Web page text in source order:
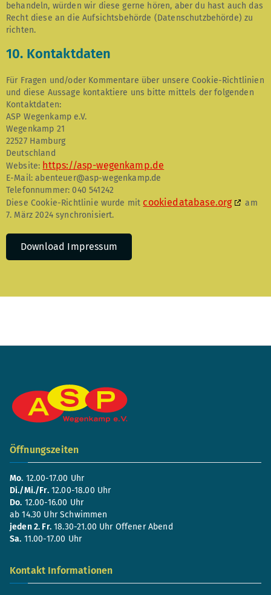
behandeln, würden wir diese gerne hören, aber du hast auch das
Recht diese an die Aufsichtsbehörde (Datenschutzbehörde) zu
richten.
10. Kontaktdaten
Für Fragen und/oder Kommentare über unsere Cookie-Richtlinien
und diese Aussage kontaktiere uns bitte mittels der folgenden
Kontaktdaten:
ASP Wegenkamp e.V.
Wegenkamp 21
22527 Hamburg
Deutschland
Website: https://asp-wegenkamp.de
E-Mail:abenteuer@asp-wegenkamp.de
Telefonnummer: 040 541242
Diese Cookie-Richtlinie wurde mit cookiedatabase.org
am
7. März 2024 synchronisiert.
Download Impressum
Öffnungszeiten
Mo. 12.00-17.00 Uhr
Di./Mi./Fr.12.00-18.00 Uhr
Do. 12.00-16.00 Uhr
ab 14.30 Uhr Schwimmen
jeden 2. Fr.18.30-21.00 Uhr Offener Abend
Sa. 11.00-17.00 Uhr
Kontakt Informationen